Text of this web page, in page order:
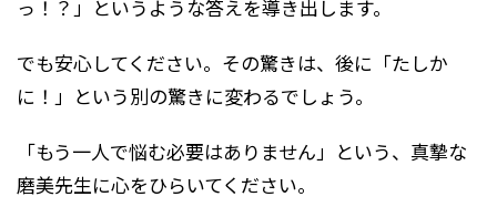
っ！？」というような答えを導き出します。
でも安心してください。その驚きは、後に「たしか
に！」という別の驚きに変わるでしょう。
「もう一人で悩む必要はありません」という、真摯な
磨美先生に心をひらいてください。